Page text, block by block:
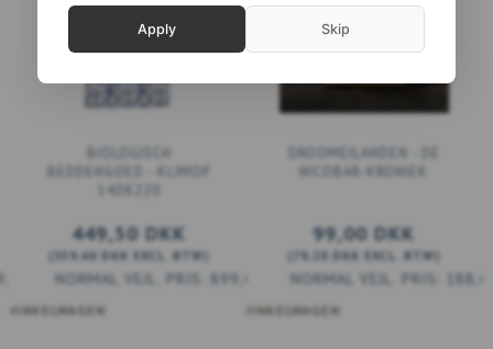
DKK
BEDDENGOED - KLIMOP
140X220
449,50 DKK
359,60 DKK EXCL. BTW
899,00 DKK
WINKELWAGEN
DROOMEILANDEN - DE
NICOBAR-KRONIEK
99,00 DKK
79,20 DKK EXCL. BTW
VOEG TOE AAN WINKELWAGEN
Apply Skip